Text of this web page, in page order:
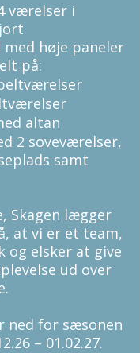
værelser i
høje paneler
på:
altan
2 soveværelser,
samt
Skagen lægger
at vi er et team,
og elsker at give
ud over
ned for sæsonen
– 01.02.27.